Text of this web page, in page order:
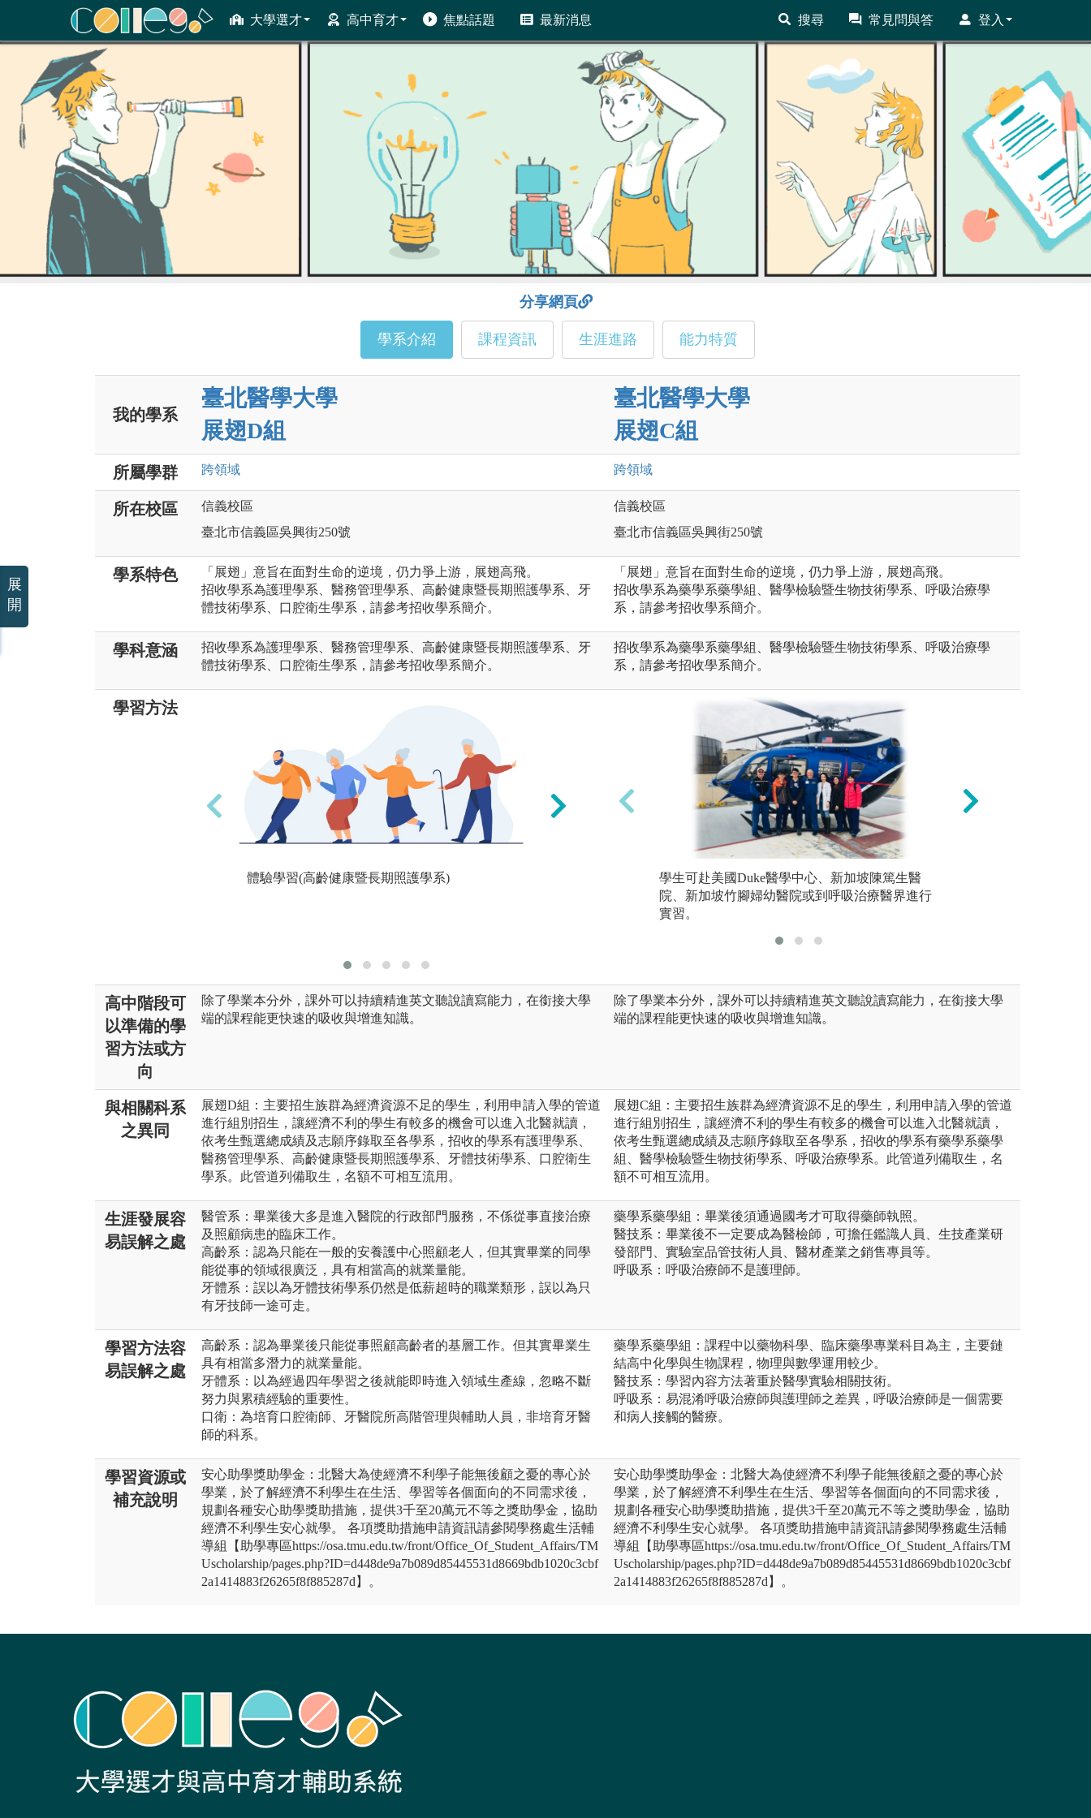
大學選才 高中育才 焦點話題 最新消息 搜尋 常見問與答 登入
ColleGo! 大學選才與高中育才輔助系統
分享網頁
學系介紹 課程資訊 生涯進路 能力特質
我的學系
臺北醫學大學
展翅D組
臺北醫學大學
展翅C組
所屬學群 跨領域 跨領域
所在校區
信義校區
臺北市信義區吳興街250號
信義校區
臺北市信義區吳興街250號
學系特色
「展翅」意旨在面對生命的逆境，仍力爭上游，展翅高飛。
招收學系為護理學系、醫務管理學系、高齡健康暨長期照護學系、牙
體技術學系、口腔衛生學系，請參考招收學系簡介。
「展翅」意旨在面對生命的逆境，仍力爭上游，展翅高飛。
招收學系為藥學系藥學組、醫學檢驗暨生物技術學系、呼吸治療學
系，請參考招收學系簡介。
學科意涵
招收學系為護理學系、醫務管理學系、高齡健康暨長期照護學系、牙
體技術學系、口腔衛生學系，請參考招收學系簡介。
招收學系為藥學系藥學組、醫學檢驗暨生物技術學系、呼吸治療學
系，請參考招收學系簡介。
學習方法
體驗學習(高齡健康暨長期照護學系) 整合性專案討論(醫務管理學系)
學生可赴美國Duke醫學中心、新加坡陳篤生醫
院、新加坡竹腳婦幼醫院或到呼吸治療醫界進行
實習。
高中階段可
以準備的學
習方法或方
向
除了學業本分外，課外可以持續精進英文聽說讀寫能力，在銜接大學
端的課程能更快速的吸收與增進知識。
除了學業本分外，課外可以持續精進英文聽說讀寫能力，在銜接大學
端的課程能更快速的吸收與增進知識。
與相關科系
之異同
展翅D組：主要招生族群為經濟資源不足的學生，利用申請入學的管道
進行組別招生，讓經濟不利的學生有較多的機會可以進入北醫就讀，
依考生甄選總成績及志願序錄取至各學系，招收的學系有護理學系、
醫務管理學系、高齡健康暨長期照護學系、牙體技術學系、口腔衛生
學系。此管道列備取生，名額不可相互流用。
展翅C組：主要招生族群為經濟資源不足的學生，利用申請入學的管道
進行組別招生，讓經濟不利的學生有較多的機會可以進入北醫就讀，
依考生甄選總成績及志願序錄取至各學系，招收的學系有藥學系藥學
組、醫學檢驗暨生物技術學系、呼吸治療學系。此管道列備取生，名
額不可相互流用。
生涯發展容
易誤解之處
醫管系：畢業後大多是進入醫院的行政部門服務，不係從事直接治療
及照顧病患的臨床工作。
高齡系：認為只能在一般的安養護中心照顧老人，但其實畢業的同學
能從事的領域很廣泛，具有相當高的就業量能。
牙體系：誤以為牙體技術學系仍然是低薪超時的職業類形，誤以為只
有牙技師一途可走。
藥學系藥學組：畢業後須通過國考才可取得藥師執照。
醫技系：畢業後不一定要成為醫檢師，可擔任鑑識人員、生技產業研
發部門、實驗室品管技術人員、醫材產業之銷售專員等。
呼吸系：呼吸治療師不是護理師。
學習方法容
易誤解之處
高齡系：認為畢業後只能從事照顧高齡者的基層工作。但其實畢業生
具有相當多潛力的就業量能。
牙體系：以為經過四年學習之後就能即時進入領域生產線，忽略不斷
努力與累積經驗的重要性。
口衛：為培育口腔衛師、牙醫院所高階管理與輔助人員，非培育牙醫
師的科系。
藥學系藥學組：課程中以藥物科學、臨床藥學專業科目為主，主要鏈
結高中化學與生物課程，物理與數學運用較少。
醫技系：學習內容方法著重於醫學實驗相關技術。
呼吸系：易混淆呼吸治療師與護理師之差異，呼吸治療師是一個需要
和病人接觸的醫療。
學習資源或
補充說明
安心助學獎助學金：北醫大為使經濟不利學子能無後顧之憂的專心於
學業，於了解經濟不利學生在生活、學習等各個面向的不同需求後，
規劃各種安心助學獎助措施，提供3千至20萬元不等之獎助學金，協助
經濟不利學生安心就學。 各項獎助措施申請資訊請參閱學務處生活輔
導組【助學專區https://osa.tmu.edu.tw/front/Office_Of_Student_Affairs/TM
Uscholarship/pages.php?ID=d448de9a7b089d85445531d8669bdb1020c3cbf
2a1414883f26265f8f885287d】。
安心助學獎助學金：北醫大為使經濟不利學子能無後顧之憂的專心於
學業，於了解經濟不利學生在生活、學習等各個面向的不同需求後，
規劃各種安心助學獎助措施，提供3千至20萬元不等之獎助學金，協助
經濟不利學生安心就學。 各項獎助措施申請資訊請參閱學務處生活輔
導組【助學專區https://osa.tmu.edu.tw/front/Office_Of_Student_Affairs/TM
Uscholarship/pages.php?ID=d448de9a7b089d85445531d8669bdb1020c3cbf
2a1414883f26265f8f885287d】。
展
開